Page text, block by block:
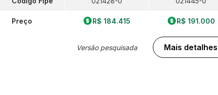
Preço R$ 184.415
Versão pesquisada
R$ 191.000
Mais detalhes